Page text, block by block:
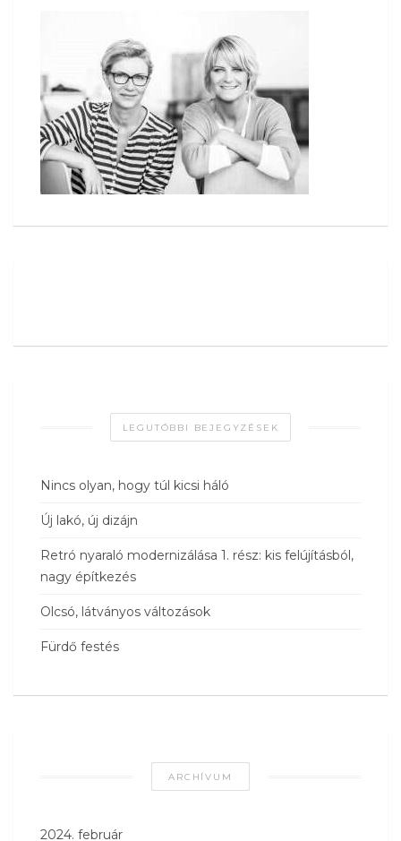
LEGUTÓBBI BEJEGYZÉSEK
Nincs olyan, hogy túl kicsi háló
Új lakó, új dizájn
Retró nyaraló modernizálása 1. rész: kis felújításból,
nagy építkezés
Olcsó, látványos változások
Fürdő festés
ARCHÍVUM
2024. február